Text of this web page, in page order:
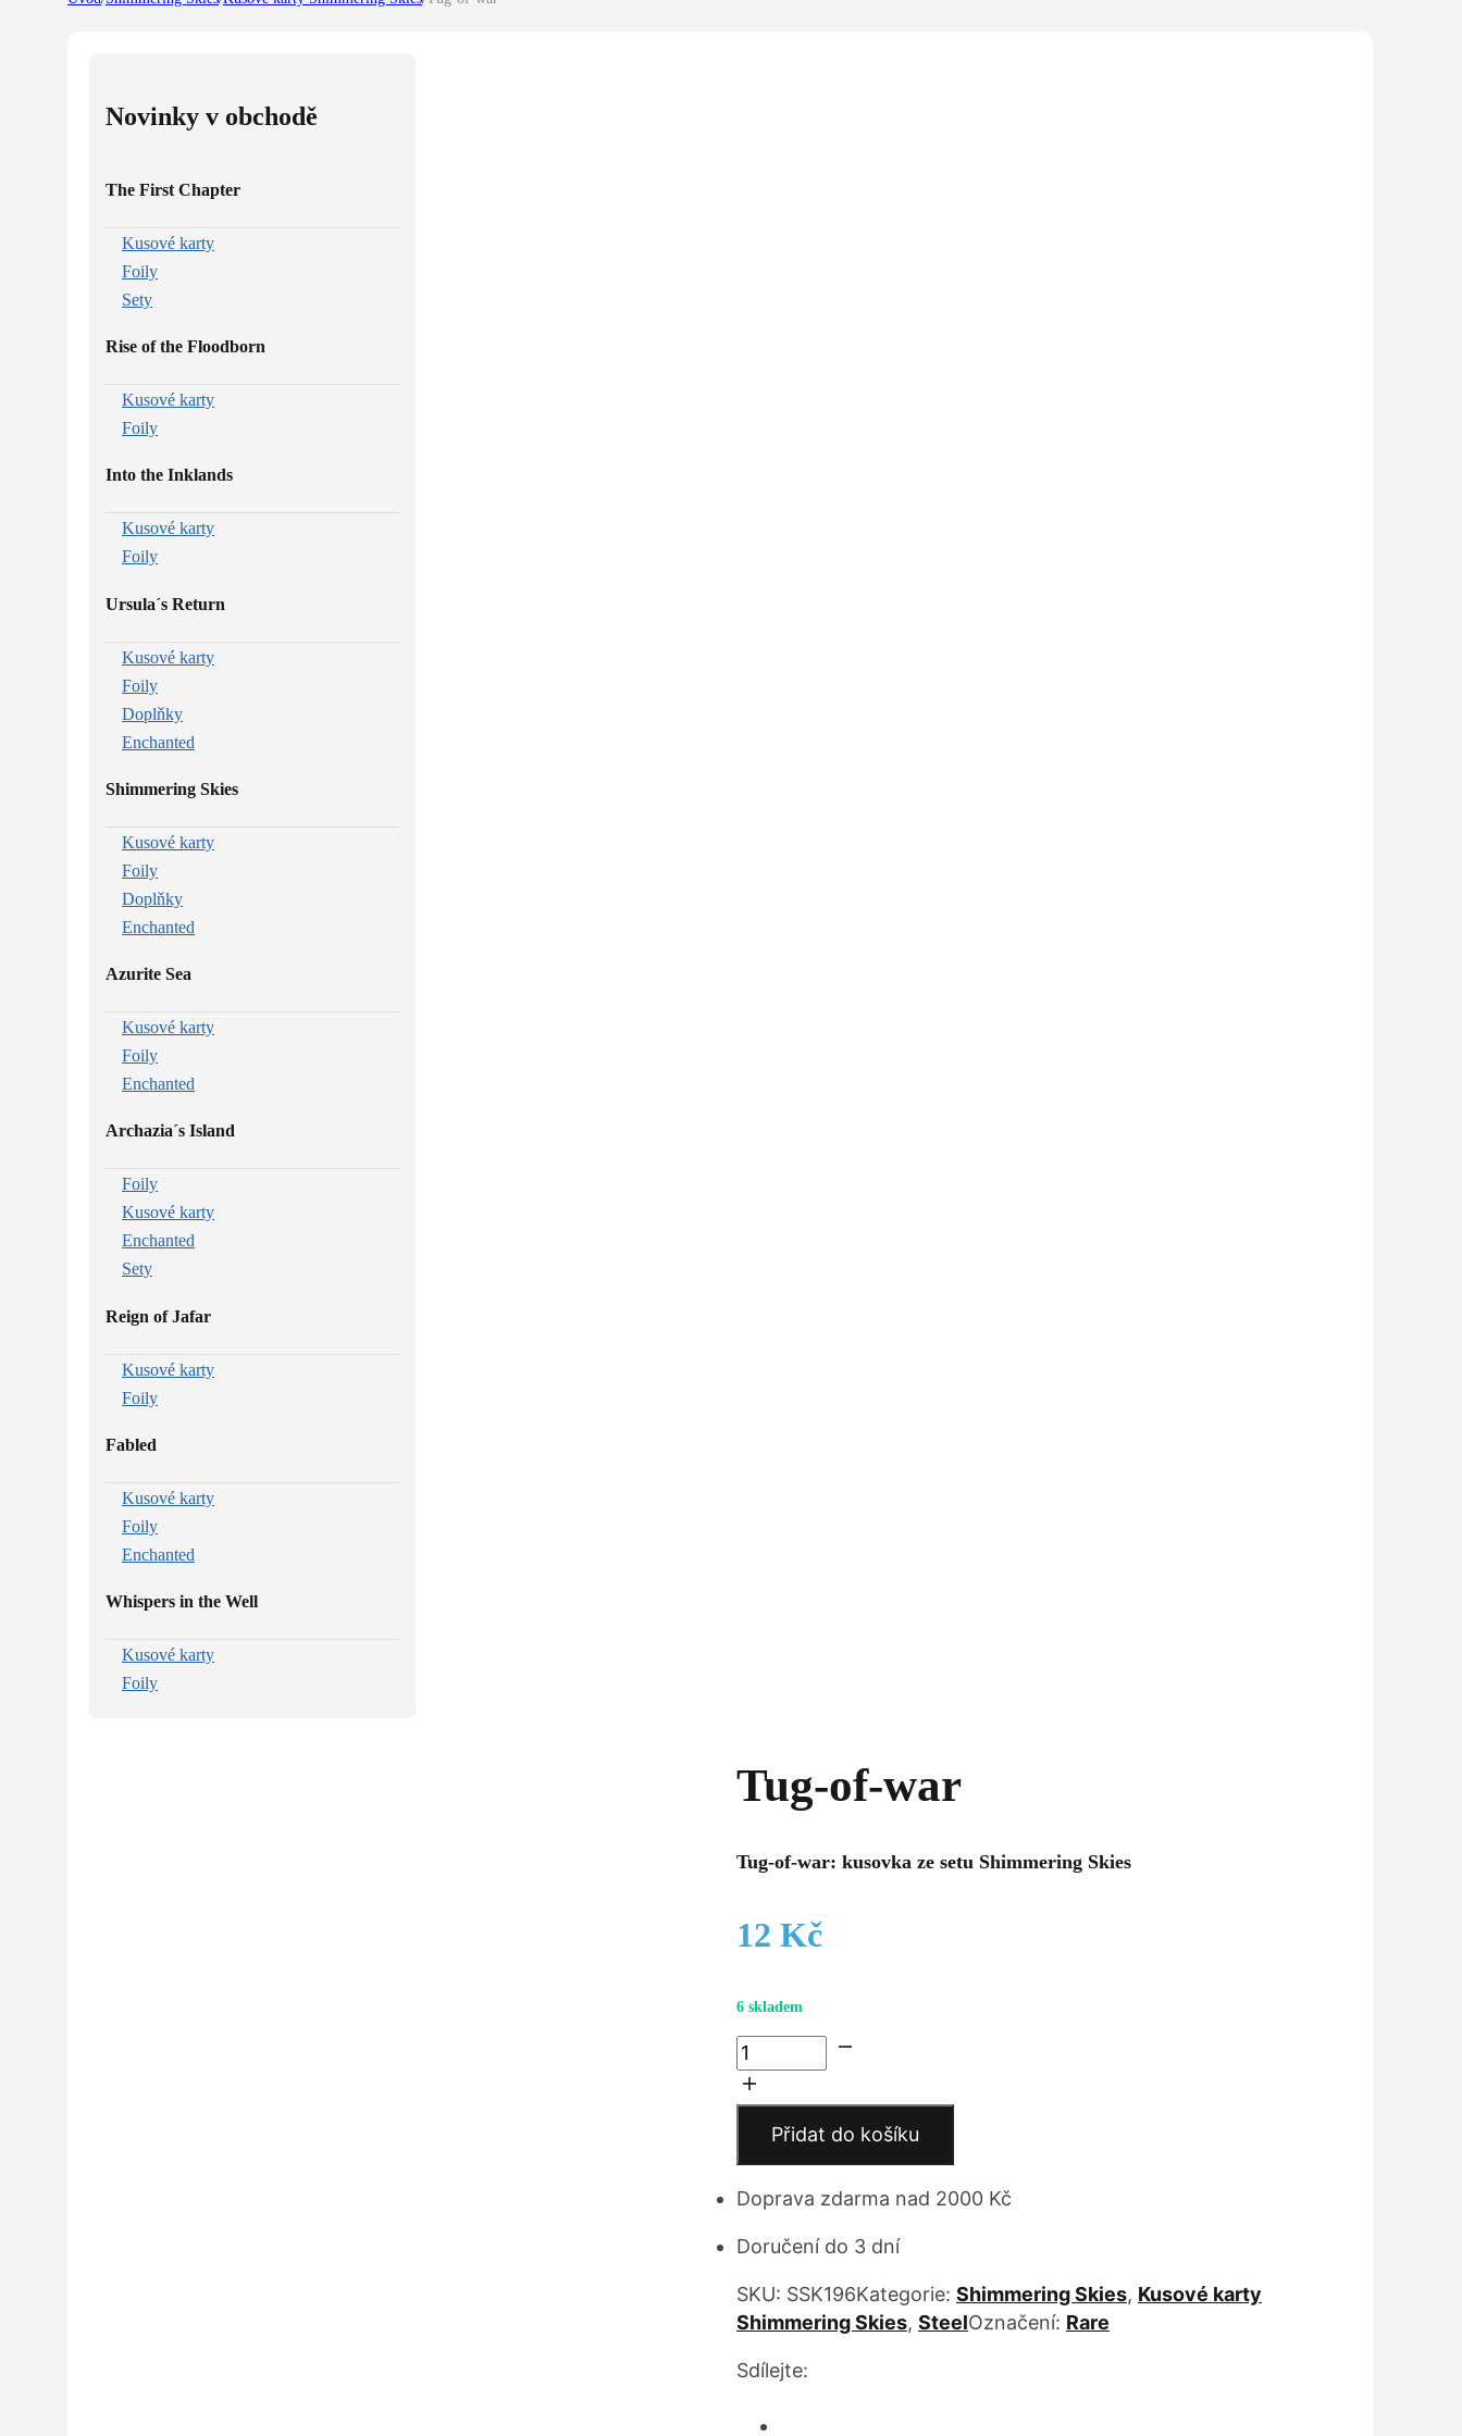
Novinky v obchodě
The First Chapter
Kusové karty
Foily
Sety
Rise of the Floodborn
Kusové karty
Foily
Into the Inklands
Kusové karty
Foily
Ursula´s Return
Kusové karty
Foily
Doplňky
Enchanted
Shimmering Skies
Kusové karty
Foily
Doplňky
Enchanted
Azurite Sea
Kusové karty
Foily
Enchanted
Archazia´s Island
Foily
Kusové karty
Enchanted
Sety
Reign of Jafar
Kusové karty
Foily
Fabled
Kusové karty
Foily
Enchanted
Whispers in the Well
Kusové karty
Foily
Tug-of-war
Tug-of-war: kusovka ze setu Shimmering Skies
12 Kč
6 skladem
Tug-
of-
war
množství
Přidat do košíku
Doprava zdarma nad 2000 Kč
Doručení do 3 dní
SKU: SSK196Kategorie: Shimmering Skies, Kusové karty
Shimmering Skies, SteelOznačení: Rare
Sdílejte: